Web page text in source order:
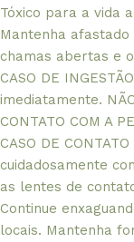
Tóxico para a vida
Mantenha
chamas abertas e
CASO DE
imediatamente.
CONTATO COM A
CASO DE
cuidadosamente
as lentes de
Continue
locais. Mantenha